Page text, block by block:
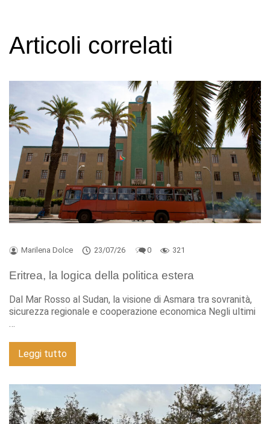
Articoli correlati
Marilena Dolce 23/07/26 0 321
Eritrea, la logica della politica estera
Dal Mar Rosso al Sudan, la visione di Asmara tra sovranità,
sicurezza regionale e cooperazione economica Negli ultimi
…
Leggi tutto